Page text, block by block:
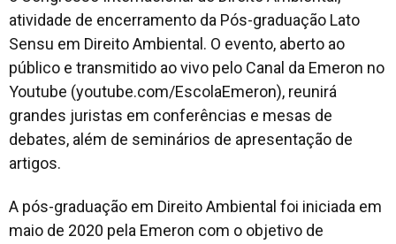
atividade de encerramento da Pós-graduação Lato
Sensu em Direito Ambiental. O evento, aberto ao
público e transmitido ao vivo pelo Canal da Emeron no
Youtube (youtube.com/EscolaEmeron), reunirá
grandes juristas em conferências e mesas de
debates, além de seminários de apresentação de
artigos.
A pós-graduação em Direito Ambiental foi iniciada em
maio de 2020 pela Emeron com o objetivo de